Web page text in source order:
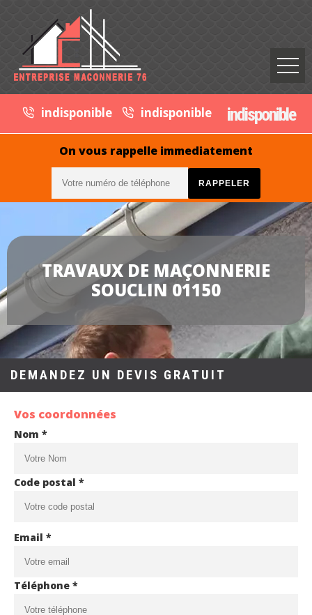
indisponible indisponible indisponible
On vous rappelle immediatement
TRAVAUX DE MAÇONNERIE
SOUCLIN 01150
DEMANDEZ UN DEVIS GRATUIT
Vos coordonnées
Nom *
Code postal *
Email *
Téléphone *